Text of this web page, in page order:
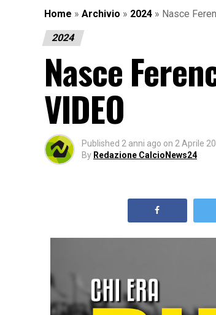
Home » Archivio » 2024 » Nasce
2024
Nasce
VIDEO
Published 2 anni ago on 2 Aprile
By Redazione CalcioNews24